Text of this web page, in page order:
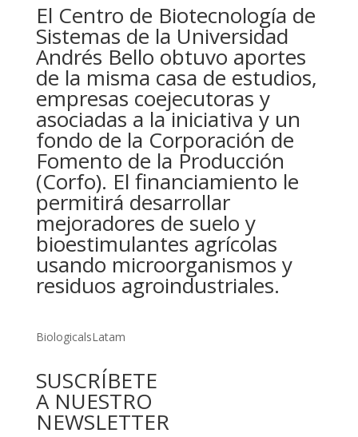
El Centro de Biotecnología de
Sistemas de la Universidad
Andrés Bello obtuvo aportes
de la misma casa de estudios,
empresas coejecutoras y
asociadas a la iniciativa y un
fondo de la Corporación de
Fomento de la Producción
(Corfo). El financiamiento le
permitirá desarrollar
mejoradores de suelo y
bioestimulantes agrícolas
usando microorganismos y
residuos agroindustriales.
BiologicalsLatam
SUSCRÍBETE
A NUESTRO
NEWSLETTER